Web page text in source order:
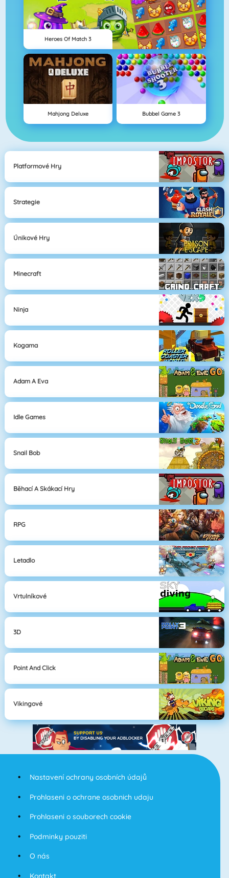
Heroes Of Match 3
Mahjong Deluxe Bubbel Game 3
Platformové Hry
Strategie
Únikové Hry
Minecraft
Ninja
Kogama
Adam A Eva
Idle Games
Snail Bob
Běhací A Skákací Hry
RPG
Letadlo
Vrtulníkové
3D
Point And Click
Vikingové
Nastavení ochrany osobních údajů
Prohlaseni o ochrane osobnich udaju
Prohlaseni o souborech cookie
Podminky pouziti
O nás
Kontakt